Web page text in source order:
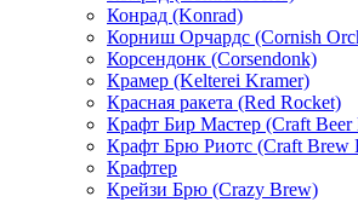
Конрад (Konrad)
Корниш Орчардс (Cornish
Корсендонк (Corsendonk)
Крамер (Kelterei Kramer)
Красная ракета (Red Rocket)
Крафт Бир Мастер (Craft Beer
Крафт Брю Риотс (Craft Brew
Крафтер
Крейзи Брю (Crazy Brew)